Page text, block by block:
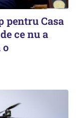
pentru Casa
ce nu a
o